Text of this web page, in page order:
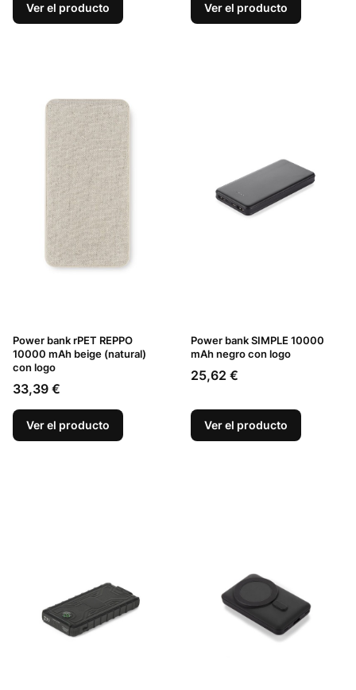
Ver el producto Ver el producto
Power bank rPET REPPO
10000 mAh beige (natural)
con logo
Precio
33,39 €
Ver el producto
Power bank SIMPLE 10000
mAh negro con logo
Precio
25,62 €
Ver el producto